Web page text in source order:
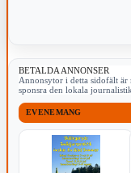
BETALDA ANNONSER
Annonsytor i detta sidofält
sponsra den lokala
EVENEMANG